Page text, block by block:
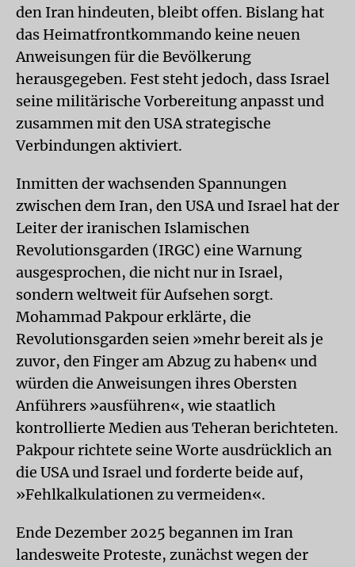
den Iran hindeuten, bleibt offen. Bislang hat
das Heimatfrontkommando keine neuen
Anweisungen für die Bevölkerung
herausgegeben. Fest steht jedoch, dass Israel
seine militärische Vorbereitung anpasst und
zusammen mit den USA strategische
Verbindungen aktiviert.
Inmitten der wachsenden Spannungen
zwischen dem Iran, den USA und Israel hat der
Leiter der iranischen Islamischen
Revolutionsgarden (IRGC) eine Warnung
ausgesprochen, die nicht nur in Israel,
sondern weltweit für Aufsehen sorgt.
Mohammad Pakpour erklärte, die
Revolutionsgarden seien »mehr bereit als je
zuvor, den Finger am Abzug zu haben« und
würden die Anweisungen ihres Obersten
Anführers »ausführen«, wie staatlich
kontrollierte Medien aus Teheran berichteten.
Pakpour richtete seine Worte ausdrücklich an
die USA und Israel und forderte beide auf,
»Fehlkalkulationen zu vermeiden«.
Ende Dezember 2025 begannen im Iran
landesweite Proteste, zunächst wegen der